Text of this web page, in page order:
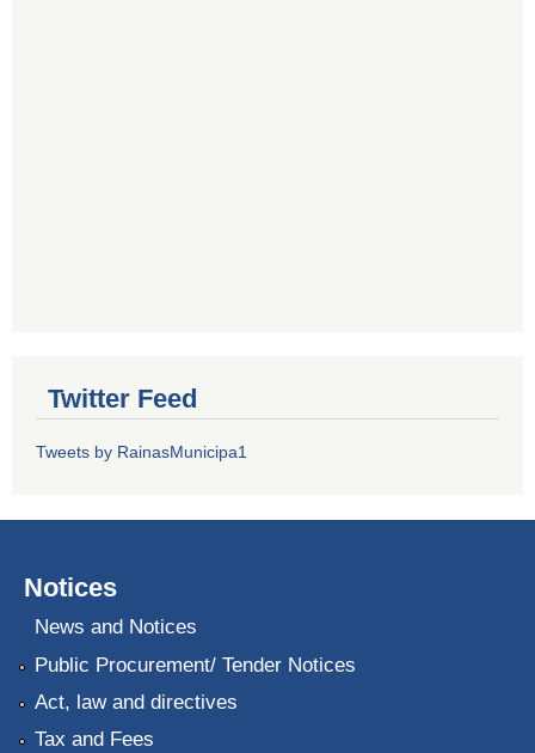
Twitter Feed
Tweets by RainasMunicipa1
Notices
News and Notices
Public Procurement/ Tender Notices
Act, law and directives
Tax and Fees